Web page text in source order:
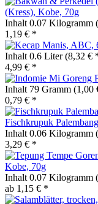
(Kress), Kobe, 70g
Inhalt 0.07 Kilogramm
1,19 € *
Inhalt 0.6 Liter(8,32 €
4,99 € *
Inhalt 79 Gramm (1,00
0,79 € *
Fischkrupuk
Inhalt 0.06 Kilogramm
3,29 € *
Kobe, 70g
Inhalt 0.07 Kilogramm
ab 1,15 € *